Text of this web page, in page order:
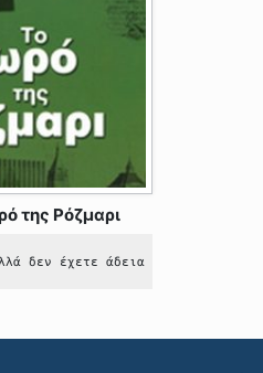
της Ρόζμαρι
δεν έχετε άδεια να δείτε αυτό